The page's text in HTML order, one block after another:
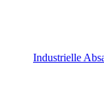
Industrielle